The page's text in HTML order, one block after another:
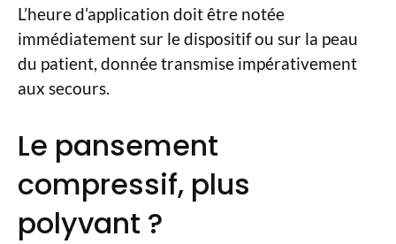
L’heure d’application doit être notée
immédiatement sur le dispositif ou sur la peau
du patient, donnée transmise impérativement
aux secours.
Le pansement
compressif, plus
polyvant ?